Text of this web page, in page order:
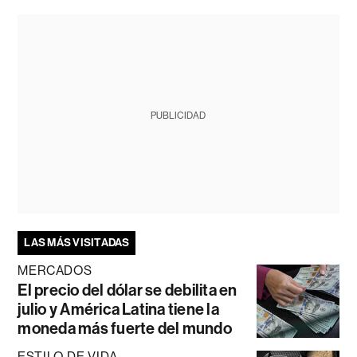
PUBLICIDAD
LAS MÁS VISITADAS
MERCADOS
El precio del dólar se debilita en
julio y América Latina tiene la
moneda más fuerte del mundo